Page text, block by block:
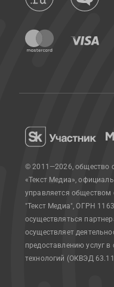
© 2011—2026, общество
«Текст Медиа»,
управляется обществом
"Текст Медиа", ОГРН
осуществляться
осуществляет
предоставлению услуг
технологий (ОКВЭД